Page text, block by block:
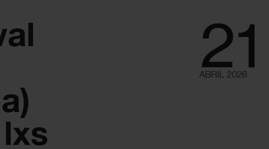
21
ABRIL 2026